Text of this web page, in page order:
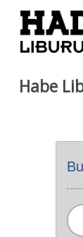
Saltar al
Habe